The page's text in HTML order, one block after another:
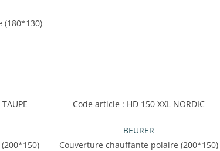
(180*130)
Code article : HD 150 XXL NORDIC
BEURER
Couverture chauffante polaire (200*150)